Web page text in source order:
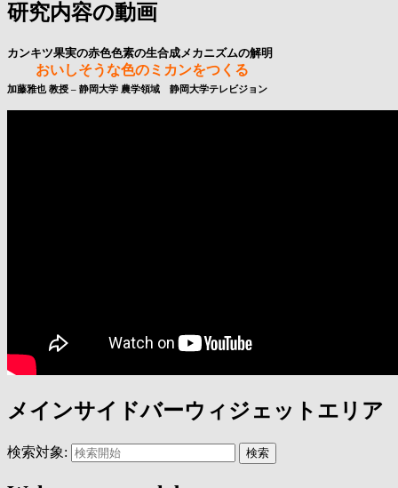
研究内容の動画
カンキツ果実の赤色色素の生合成メカニズムの解明
おいしそうな色のミカンをつくる
加藤雅也 教授 – 静岡大学 農学領域 静岡大学テレビジョン
メインサイドバーウィジェットエリア
検索対象: 検索